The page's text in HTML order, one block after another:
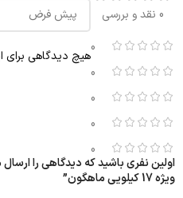
0 نقد و بررسی
0
0
0
0
0
هیچ دیدگاهی
اولین نفری باشید که دیدگاهی را
ویژه 17 کیلویی ماهگون”